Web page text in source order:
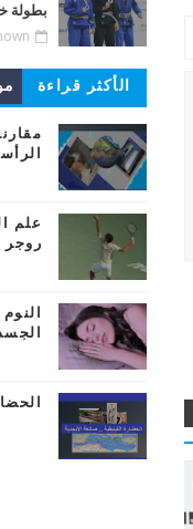
بطولة
الأكثر قراءة
علم
روجر